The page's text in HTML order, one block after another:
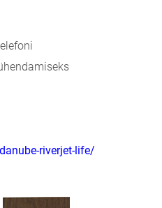
riverjet-life/